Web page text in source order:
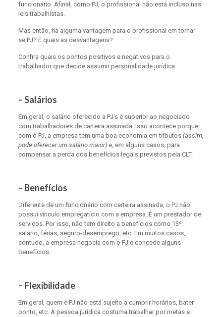
funcionário. Afinal, como PJ, o profissional não está incluso nas
leis trabalhistas.
Mas então, há alguma vantagem para o profissional em tornar-
se PJ? E quais as desvantagens?
Confira quais os pontos positivos e negativos para o
trabalhador que decide assumir personalidade jurídica:
– Salários
Em geral, o salário oferecido a PJ’s é superior ao negociado
com trabalhadores de carteira assinada. Isso acontece porque,
com o PJ, a empresa tem uma boa economia em tributos (assim,
pode oferecer um salário maior)e, em alguns casos, para
compensar a perda dos benefícios legais previstos pela CLT.
– Benefícios
Diferente de um funcionário com carteira assinada, o PJ não
possui vínculo empregatício com a empresa. É um prestador de
serviços. Por isso, não tem direito a benefícios como 13º
salário, férias, seguro-desemprego, etc. Em muitos casos,
contudo, a empresa negocia com o PJ e concede alguns
benefícios.
– Flexibilidade
Em geral, quem é PJ não está sujeito a cumprir horários, bater
ponto, etc. A pessoa jurídica costuma trabalhar por metas e